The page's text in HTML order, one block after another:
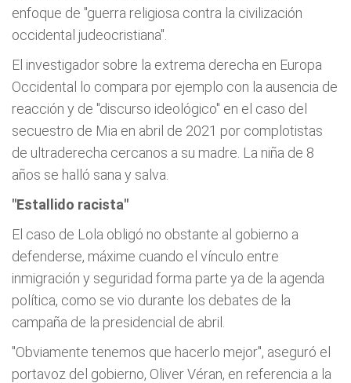
enfoque de "guerra religiosa contra la civilización
occidental judeocristiana".
El investigador sobre la extrema derecha en Europa
Occidental lo compara por ejemplo con la ausencia de
reacción y de "discurso ideológico" en el caso del
secuestro de Mia en abril de 2021 por complotistas
de ultraderecha cercanos a su madre. La niña de 8
años se halló sana y salva.
"Estallido racista"
El caso de Lola obligó no obstante al gobierno a
defenderse, máxime cuando el vínculo entre
inmigración y seguridad forma parte ya de la agenda
política, como se vio durante los debates de la
campaña de la presidencial de abril.
"Obviamente tenemos que hacerlo mejor", aseguró el
portavoz del gobierno, Oliver Véran, en referencia a la